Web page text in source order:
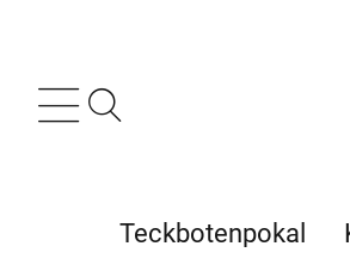
Teckbotenpokal